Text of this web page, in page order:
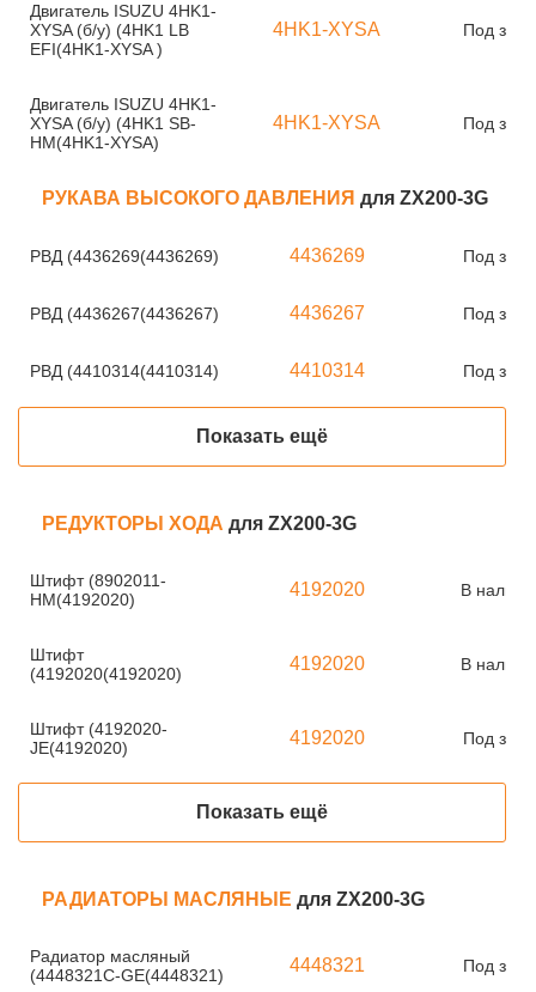
Двигатель ISUZU 4HK1-
XYSA (б/у) (4HK1 LB
EFI(4HK1-XYSA )
4HK1-XYSA Под
Двигатель ISUZU 4HK1-
XYSA (б/у) (4HK1 SB-
HM(4HK1-XYSA)
4HK1-XYSA Под
РУКАВА ВЫСОКОГО ДАВЛЕНИЯ для ZX200-3G
РВД (4436269(4436269) 4436269 Под
РВД (4436267(4436267) 4436267 Под
РВД (4410314(4410314) 4410314 Под
Показать ещё
РЕДУКТОРЫ ХОДА для ZX200-3G
Штифт (8902011-
HM(4192020)
4192020 В
Штифт
(4192020(4192020)
4192020 В
Штифт (4192020-
JE(4192020)
4192020 Под
Показать ещё
РАДИАТОРЫ МАСЛЯНЫЕ для ZX200-3G
Радиатор масляный
(4448321C-GE(4448321)
4448321 Под